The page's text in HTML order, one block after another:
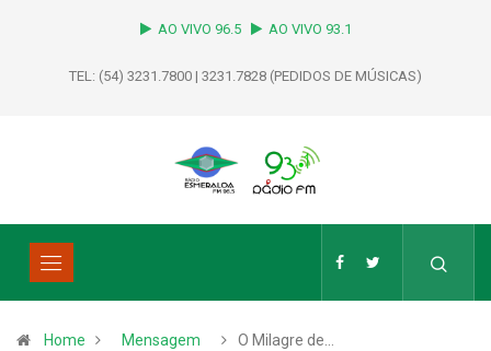
AO VIVO 96.5 AO VIVO 93.1
TEL: (54) 3231.7800 | 3231.7828 (PEDIDOS DE MÚSICAS)
Home Mensagem O Milagre de…